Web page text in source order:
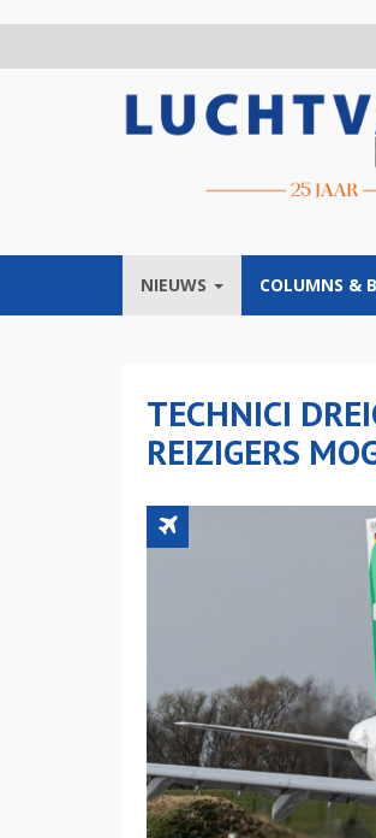
NIEUWS COLUMNS &
TECHNICI
REIZIGERS